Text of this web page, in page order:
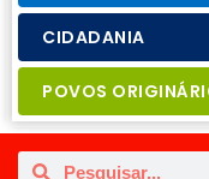
CIDADANIA
POVOS